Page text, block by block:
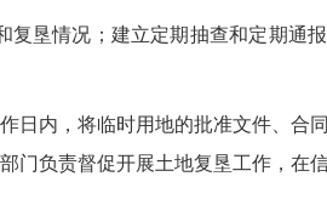
垦情况；建立定期抽查和定期通
内，将临时用地的批准文件、合
门负责督促开展土地复垦工作，在